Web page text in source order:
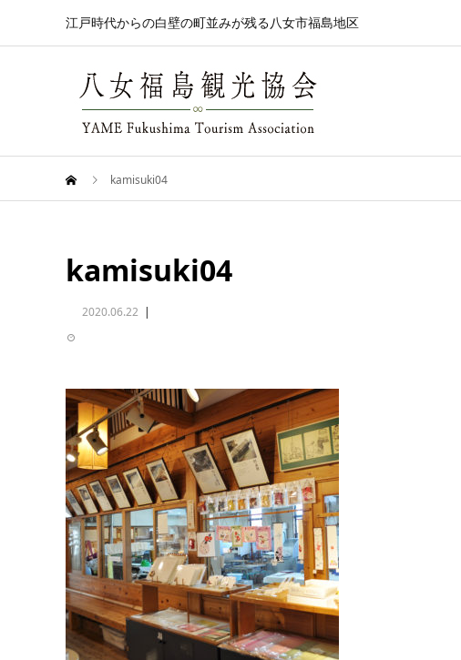
江戸時代からの白壁の町並みが残る八女市福島地区
kamisuki04
kamisuki04
2020.06.22